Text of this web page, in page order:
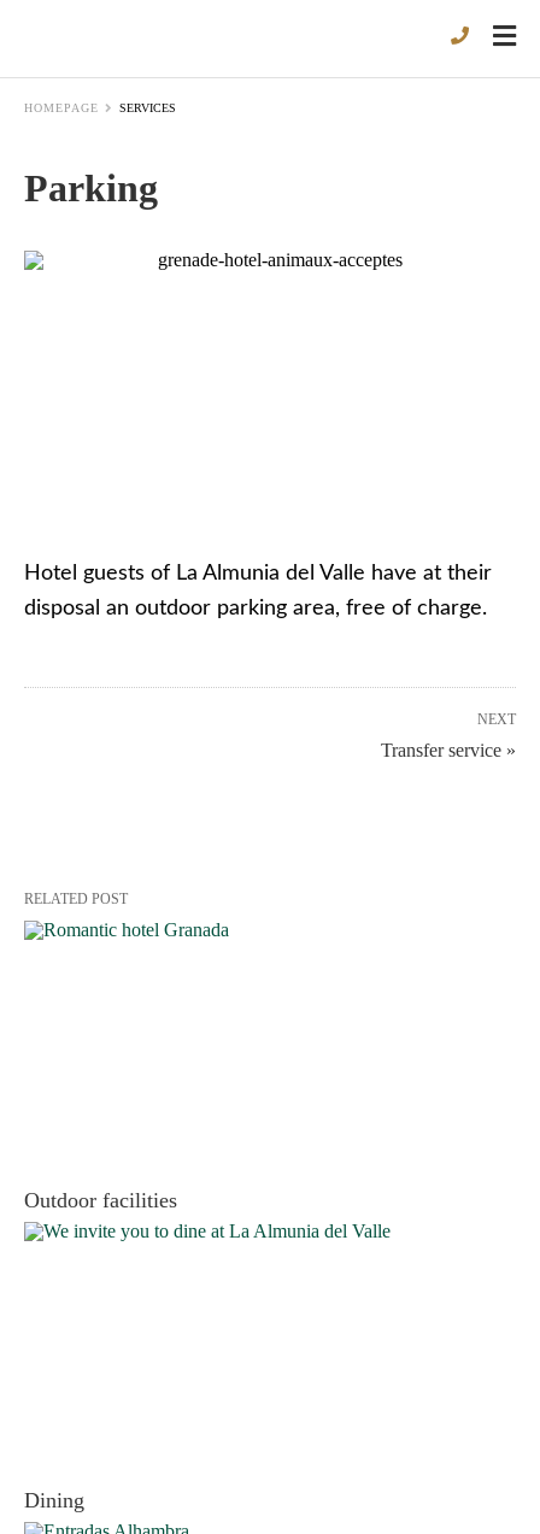
HOMEPAGE SERVICES
Parking
Hotel guests of La Almunia del Valle have at their
disposal an outdoor parking area, free of charge.
NEXT
Transfer service »
RELATED POST
Outdoor facilities
Dining